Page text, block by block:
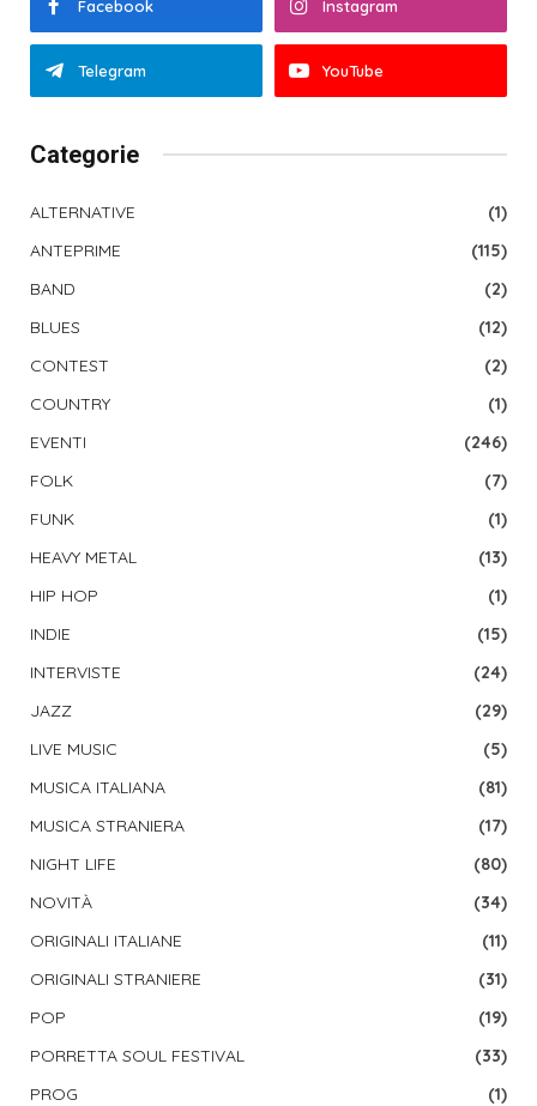
Facebook Instagram
Telegram YouTube
Categorie
ALTERNATIVE
(1)
ANTEPRIME
(115)
BAND
(2)
BLUES
(12)
CONTEST
(2)
COUNTRY
(1)
EVENTI
(246)
FOLK
(7)
FUNK
(1)
HEAVY METAL
(13)
HIP HOP
(1)
INDIE
(15)
INTERVISTE
(24)
JAZZ
(29)
LIVE MUSIC
(5)
MUSICA ITALIANA
(81)
MUSICA STRANIERA
(17)
NIGHT LIFE
(80)
NOVITÀ
(34)
ORIGINALI ITALIANE
(11)
ORIGINALI STRANIERE
(31)
POP
(19)
PORRETTA SOUL FESTIVAL
(33)
PROG
(1)